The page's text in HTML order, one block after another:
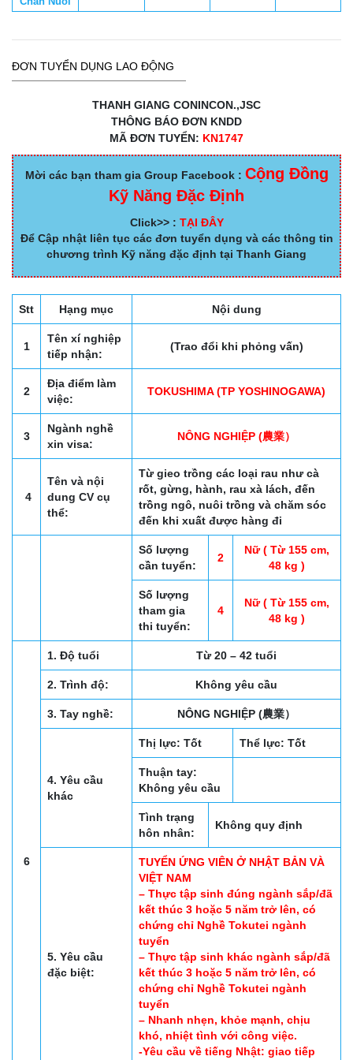
ĐƠN TUYỂN DỤNG LAO ĐỘNG
THANH GIANG CONINCON.,JSC
THÔNG BÁO ĐƠN KNDD
MÃ ĐƠN TUYỂN: KN1747
Mời các bạn tham gia Group Facebook : Cộng Đồng
Kỹ Năng Đặc Định
Click>> : TẠI ĐÂY
Để Cập nhật liên tục các đơn tuyển dụng và các thông tin
chương trình Kỹ năng đặc định tại Thanh Giang
Stt Hạng mục Nội dung
1
Tên xí nghiệp
tiếp nhận:
(Trao đổi khi phỏng vấn)
2
Địa điểm làm
việc:
TOKUSHIMA (TP YOSHINOGAWA)
3
Ngành nghề
xin visa:
NÔNG NGHIỆP (農業）
4
Tên và nội
dung CV cụ
thể:
Từ gieo trồng các loại rau như cà
rốt, gừng, hành, rau xà lách, đến
trồng ngô, nuôi trồng và chăm sóc
đến khi xuất được hàng đi
Số lượng
cần tuyển:
2
Nữ ( Từ 155 cm,
48 kg )
Số lượng
tham gia
thi tuyển:
4
Nữ ( Từ 155 cm,
48 kg )
6
1. Độ tuổi Từ 20 – 42 tuổi
2. Trình độ: Không yêu cầu
3. Tay nghề: NÔNG NGHIỆP (農業）
4. Yêu cầu
khác
Thị lực: Tốt Thể lực: Tốt
Thuận tay:
Không yêu cầu
Tình trạng
hôn nhân:
Không quy định
5. Yêu cầu
đặc biệt:
TUYỂN ỨNG VIÊN Ở NHẬT BẢN VÀ
VIỆT NAM
– Thực tập sinh đúng ngành sắp/đã
kết thúc 3 hoặc 5 năm trở lên, có
chứng chỉ Nghề Tokutei ngành
tuyển
– Thực tập sinh khác ngành sắp/đã
kết thúc 3 hoặc 5 năm trở lên, có
chứng chỉ Nghề Tokutei ngành
tuyển
– Nhanh nhẹn, khỏe mạnh, chịu
khó, nhiệt tình với công việc.
-Yêu cầu về tiếng Nhật: giao tiếp